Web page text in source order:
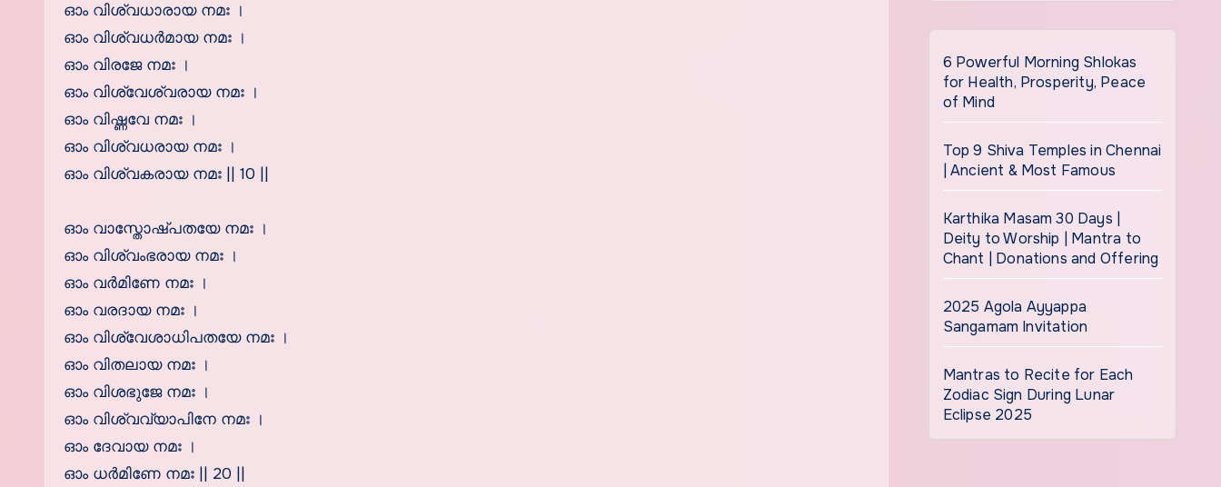
ഓം വിശ്വധാരായ നമഃ ।
ഓം വിശ്വധര്‍മായ നമഃ ।
ഓം വിരജേ നമഃ ।
ഓം വിശ്വേശ്വരായ നമഃ ।
ഓം വിഷ്ണവേ നമഃ ।
ഓം വിശ്വധരായ നമഃ ।
ഓം വിശ്വകരായ നമഃ || 10 ||
ഓം വാസ്തോഷ്പതയേ നമഃ ।
ഓം വിശ്വംഭരായ നമഃ ।
ഓം വര്‍മിണേ നമഃ ।
ഓം വരദായ നമഃ ।
ഓം വിശ്വേശാധിപതയേ നമഃ ।
ഓം വിതലായ നമഃ ।
ഓം വിശഭുജേ നമഃ ।
ഓം വിശ്വവ്യാപിനേ നമഃ ।
ഓം ദേവായ നമഃ ।
ഓം ധര്‍മിണേ നമഃ || 20 ||
6 Powerful Morning Shlokas
for Health, Prosperity, Peace
of Mind
Top 9 Shiva Temples in Chennai
| Ancient & Most Famous
Karthika Masam 30 Days |
Deity to Worship | Mantra to
Chant | Donations and Offering
2025 Agola Ayyappa
Sangamam Invitation
Mantras to Recite for Each
Zodiac Sign During Lunar
Eclipse 2025